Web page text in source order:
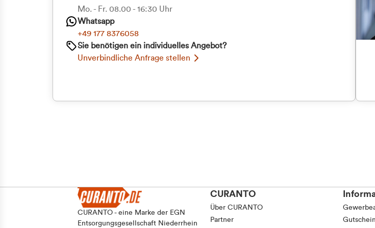
Einwilligungsauswahl
Mo. - Fr. 08.00 - 16:30 Uhr
Whatsapp
+49 177 8376058
Sie benötigen ein individuelles Angebot?
Unverbindliche Anfrage stellen
CURANTO - eine Marke der EGN
Entsorgungsgesellschaft Niederrhein
CURANTO
Über CURANTO
Partner